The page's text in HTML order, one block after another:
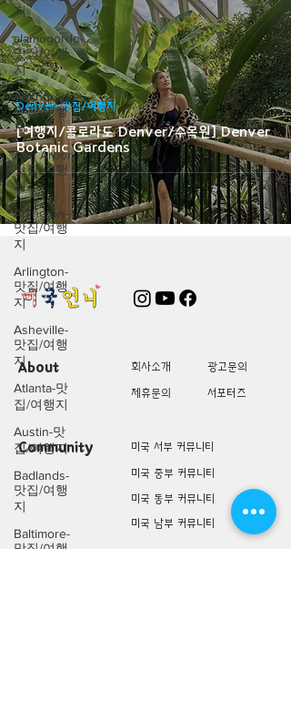
지
alamogordo-
맛집/여행
지
Anchorage-
맛집/여행
지
Ann Arbor-
맛집/여행
지
Arlington-
맛집/여행
지
Arlington-
맛집/여행
지
Asheville-
맛집/여행
지
Atlanta-맛
집/여행지
Austin-맛
집/여행지
Badlands-
맛집/여행
지
Baltimore-
맛집/여행
[여행지/콜로라도 Denver/수목원] Denver
Botanic Gardens
Denver-맛집/여행지
About 회사소개
광고문의
제휴문의
서포터즈
Community
미국 서부 커뮤니티
미국 중부 커뮤니티
미국 동부 커뮤니티
미국 남부 커뮤니티